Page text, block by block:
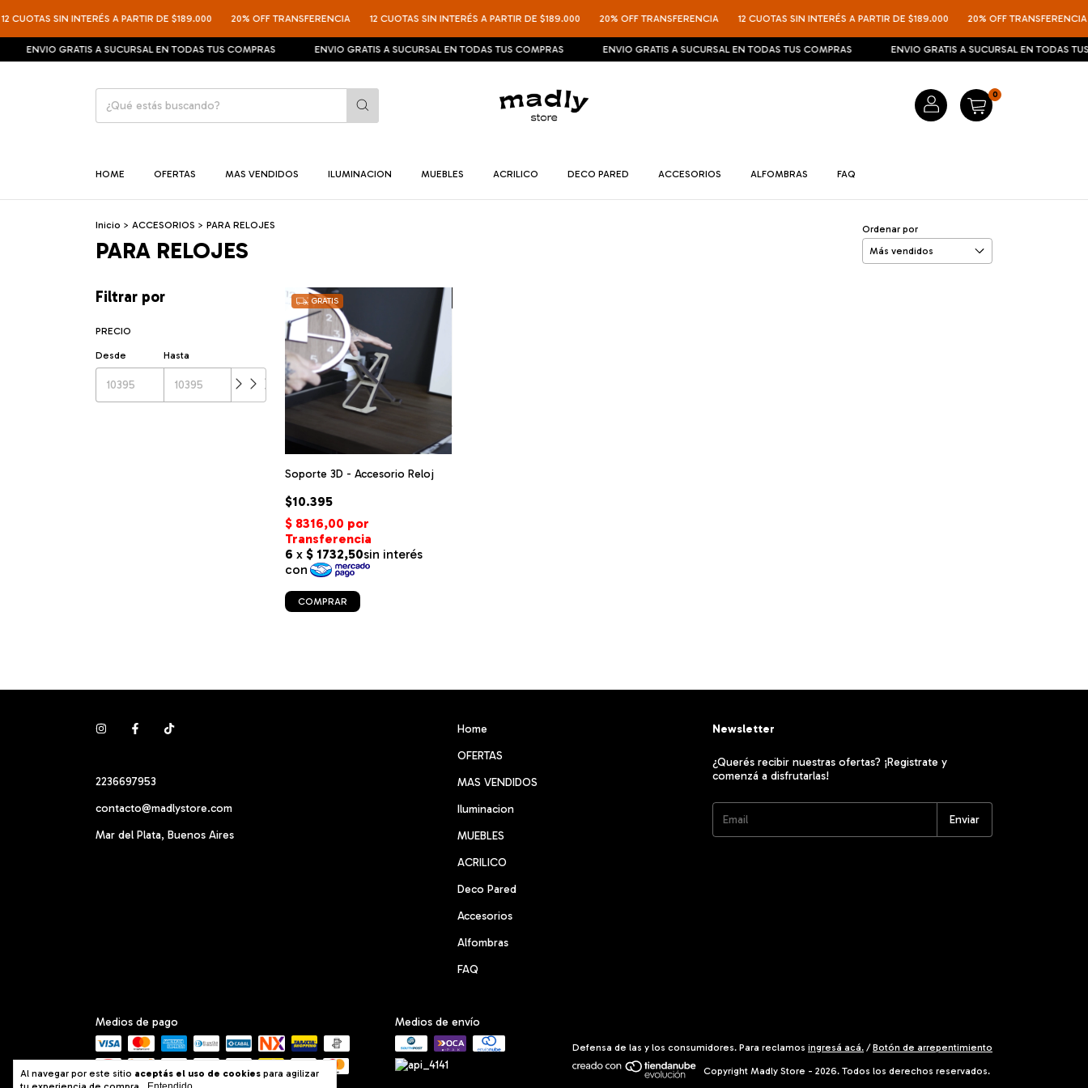
CUOTAS SIN INTERÉS A PARTIR DE $189.000 20% OFF TRANSFERENCIA 12 CUOTAS SIN INTERÉS A PARTIR DE $189.000 20% OFF TRANSFERENCIA 12 CUOTAS SIN INTERÉS A PARTIR DE $189.000 20% OFF TRANSFERENCIA
ENVIO GRATIS A SUCURSAL EN TODAS TUS COMPRAS ENVIO GRATIS A SUCURSAL EN TODAS TUS COMPRAS ENVIO GRATIS A SUCURSAL EN TODAS TUS COMPRAS ENVIO GRATIS A SUCURSAL EN TODAS TUS
0
HOME OFERTAS MAS VENDIDOS ILUMINACION MUEBLES ACRILICO DECO PARED ACCESORIOS ALFOMBRAS FAQ
Al navegar por este sitio aceptás el uso de cookies para agilizar
Inicio > ACCESORIOS > PARA RELOJES
PARA RELOJES
Ordenar por
Filtrar por
PRECIO
Desde Hasta
GRATIS
Soporte 3D - Accesorio Reloj
$10.395
2236697953
contacto@madlystore.com
Mar del Plata, Buenos Aires
Home
OFERTAS
MAS VENDIDOS
Iluminacion
MUEBLES
ACRILICO
Deco Pared
Accesorios
Alfombras
FAQ
Newsletter
¿Querés recibir nuestras ofertas? ¡Registrate y
comenzá a disfrutarlas!
Medios de pago Medios de envío
Defensa de las y los consumidores. Para reclamos ingresá acá. / Botón de arrepentimiento
Copyright Madly Store - 2026. Todos los derechos reservados.